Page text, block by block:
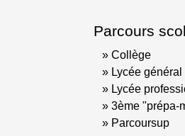
Parcours
Collège
Lycée
Lycée
3ème "prépa-
Parcoursup